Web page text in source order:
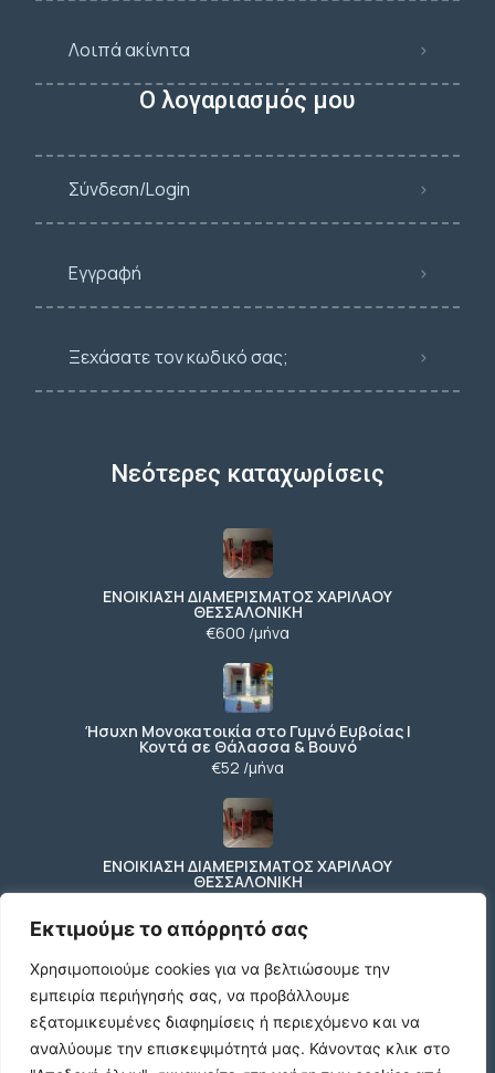
Εκτιμούμε το απόρρητό σας
Χρησιμοποιούμε cookies για να βελτιώσουμε την
εμπειρία περιήγησής σας, να προβάλλουμε
εξατομικευμένες διαφημίσεις ή περιεχόμενο και να
αναλύουμε την επισκεψιμότητά μας. Κάνοντας κλικ στο
Λοιπά ακίνητα
Ο λογαριασμός μου
Σύνδεση/Login
Εγγραφή
Ξεχάσατε τον κωδικό σας;
Νεότερες καταχωρίσεις
ΕΝΟΙΚΙΑΣΗ ΔΙΑΜΕΡΙΣΜΑΤΟΣ ΧΑΡΙΛΑΟΥ
ΘΕΣΣΑΛΟΝΙΚΗ
€600 /μήνα
Ήσυχη Μονοκατοικία στο Γυμνό Ευβοίας |
Κοντά σε Θάλασσα & Βουνό
€52 /μήνα
ΕΝΟΙΚΙΑΣΗ ΔΙΑΜΕΡΙΣΜΑΤΟΣ ΧΑΡΙΛΑΟΥ
ΘΕΣΣΑΛΟΝΙΚΗ
Κωδικος ακινητου Μ480 καταστημα στον
Ευοσμο
€500 /μήνα